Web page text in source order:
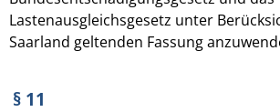
Lastenausgleichsgesetz unter
Saarland geltenden Fassung
§ 11